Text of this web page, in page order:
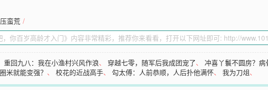
蛮荒 /
重回九八：我在小渔村兴风作浪、 穿越七零，随军后我成团宠了、冲喜丫鬟不圆房？病
米就能变强？ 、校花的近战高手、勾太傅：人前恭顺，人后扑他满怀、我为刀俎、